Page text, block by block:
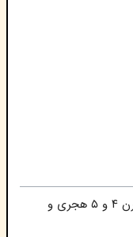
در قرن ۴ و ۵ هجری و